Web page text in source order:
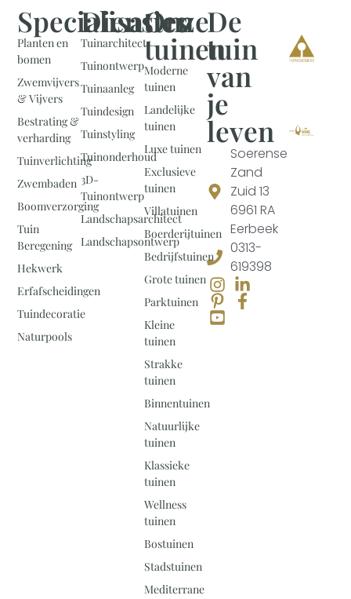
De
tuin
van
je
leven
Soerense
Zand
Zuid 13
6961 RA
Eerbeek
0313-
619398
Onze
tuinen
Moderne
tuinen
Landelijke
tuinen
Luxe tuinen
Exclusieve
tuinen
Villatuinen
Boerderijtuinen
Bedrijfstuinen
Grote tuinen
Parktuinen
Kleine
tuinen
Strakke
tuinen
Binnentuinen
Natuurlijke
tuinen
Klassieke
tuinen
Wellness
tuinen
Bostuinen
Stadstuinen
Mediterrane
Diensten
Tuinarchitect
Tuinontwerp
Tuinaanleg
Tuindesign
Tuinstyling
Tuinonderhoud
3D-
Tuinontwerp
Landschapsarchitect
Landschapsontwerp
Specialisaties
Planten en
bomen
Zwemvijvers
& Vijvers
Bestrating &
verharding
Tuinverlichting
Zwembaden
Boomverzorging
Tuin
Beregening
Hekwerk
Erfafscheidingen
Tuindecoratie
Naturpools